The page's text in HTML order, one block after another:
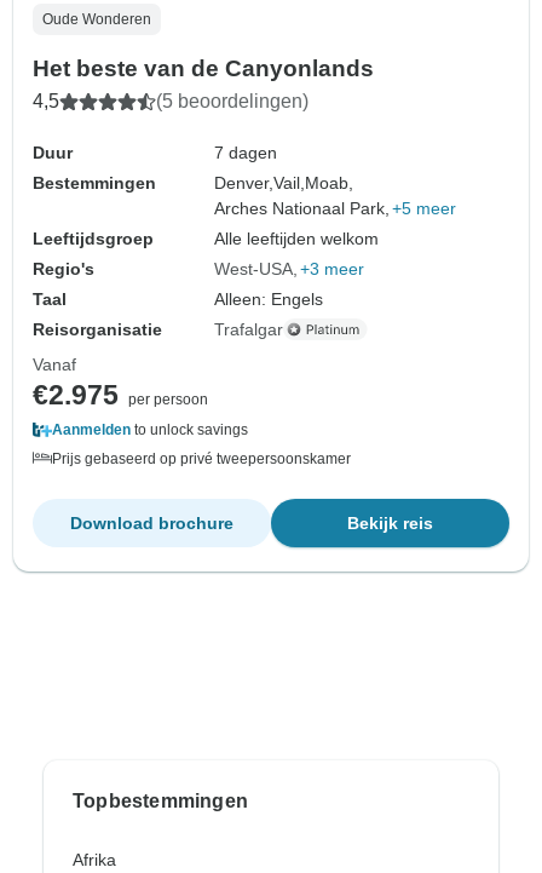
Oude Wonderen
Het beste van de Canyonlands
4,5 (5 beoordelingen)
Duur
7 dagen
Bestemmingen
Denver,Vail, Moab,
Arches Nationaal Park, +5 meer
Leeftijdsgroep
Alle leeftijden welkom
Regio's
West-USA +3 meer
Taal
Alleen: Engels
Reisorganisatie
Trafalgar
Vanaf
€2.975 per persoon
Aanmelden to unlock savings
Prijs gebaseerd op privé tweepersoonskamer
Bekijk reis
Download brochure
Topbestemmingen
Afrika